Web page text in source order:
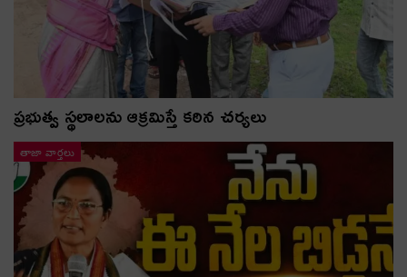
ప్రభుత్వ స్థలాలను ఆక్రమిస్తే కఠిన చర్యలు
తాజా వార్తలు